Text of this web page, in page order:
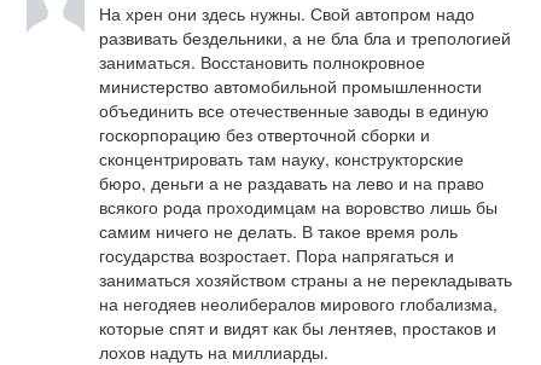
На хрен они здесь нужны. Свой автопром надо
развивать бездельники, а не бла бла и трепологией
заниматься. Восстановить полнокровное
министерство автомобильной промышленности
объединить все отечественные заводы в единую
госкорпорацию без отверточной сборки и
сконцентрировать там науку, конструкторские
бюро, деньги а не раздавать на лево и на право
всякого рода проходимцам на воровство лишь бы
самим ничего не делать. В такое время роль
государства возростает. Пора напрягаться и
заниматься хозяйством страны а не перекладывать
на негодяев неолибералов мирового глобализма,
которые спят и видят как бы лентяев, простаков и
лохов надуть на миллиарды.